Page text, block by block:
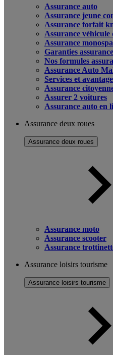
Assurance auto
Assurance jeune
Assurance forfait
Assurance véhicule
Assurance
Garanties
Nos formules
Assurance Auto
Services et
Assurance
Assurer 2 voitures
Assurance auto en
Assurance deux roues
Assurance deux roues
Assurance moto
Assurance scooter
Assurance
Assurance loisirs tourisme
Assurance loisirs tourisme